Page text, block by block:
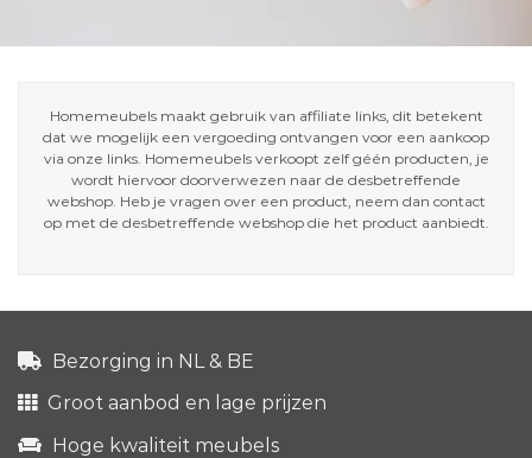
Homemeubels maakt gebruik van affiliate links, dit betekent
dat we mogelijk een vergoeding ontvangen voor een aankoop
via onze links. Homemeubels verkoopt zelf géén producten, je
wordt hiervoor doorverwezen naar de desbetreffende
webshop. Heb je vragen over een product, neem dan contact
op met de desbetreffende webshop die het product aanbiedt.
Bezorging in NL & BE
Groot aanbod en lage prijzen
Hoge kwaliteit meubels